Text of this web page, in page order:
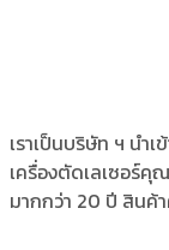
เราเป็นบริษัท ฯ นำ
เครื่องตัดเลเซอร์
มากกว่า 20 ปี สินค้